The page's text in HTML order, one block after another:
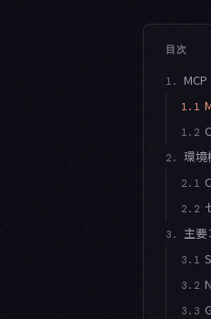
目次
1.
1.1
1.2
2. 環境
2.1
2.2
3. 主要
3.1
3.2
3.3